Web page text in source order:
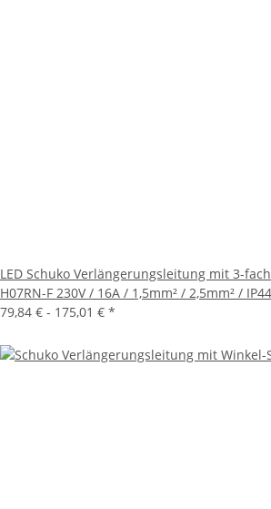
LED Schuko Verlängerungsleitung mit 3-
H07RN-F 230V / 16A / 1,5mm² / 2,5mm² /
79,84 € - 175,01 € *